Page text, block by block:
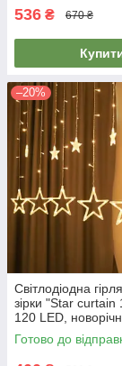
536 ₴ 670 ₴
–20%
Світлодіодна
зірки "Star
120 LED,
Теплий білий
Готово до